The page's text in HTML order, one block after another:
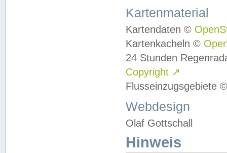
Kartenmaterial
Kartendaten ©
Kartenkacheln ©
24 Stunden
Copyright ↗
Flusseinzugsgebiete
Webdesign
Olaf Gottschall
Hinweis